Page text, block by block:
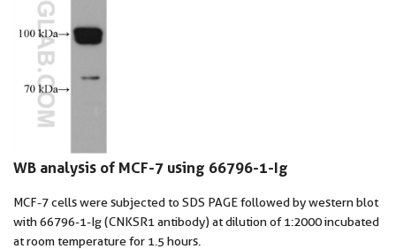
WB analysis of MCF-7 using 66796-1-Ig
MCF-7 cells were subjected to SDS PAGE followed by western blot
with 66796-1-Ig (CNKSR1 antibody) at dilution of 1:2000 incubated
at room temperature for 1.5 hours.